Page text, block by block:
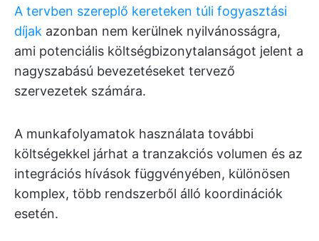
A tervben szereplő kereteken túli fogyasztási
díjak azonban nem kerülnek nyilvánosságra,
ami potenciális költségbizonytalanságot jelent a
nagyszabású bevezetéseket tervező
szervezetek számára.
A munkafolyamatok használata további
költségekkel járhat a tranzakciós volumen és az
integrációs hívások függvényében, különösen
komplex, több rendszerből álló koordinációk
esetén.